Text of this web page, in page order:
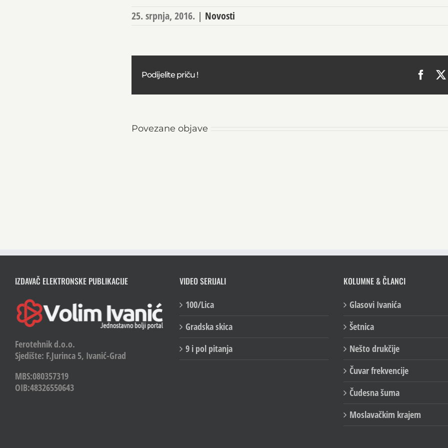
25. srpnja, 2016. | Novosti
Podijelite priču !
Povezane objave
IZDAVAČ ELEKTRONSKE PUBLIKACIJE
Ferotehnik d.o.o.
Sjedište: F.Jurinca 5, Ivanić-Grad
MBS:080357319
OIB:48326550643
VIDEO SERIJALI
100/Lica
Gradska skica
9 i pol pitanja
KOLUMNE & ČLANCI
Glasovi Ivanića
Šetnica
Nešto drukčije
Čuvar frekvencije
Čudesna šuma
Moslavačkim krajem